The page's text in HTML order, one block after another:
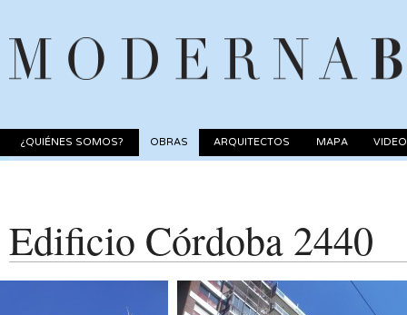
¿QUIÉNES SOMOS? OBRAS ARQUITECTOS MAPA
Edificio Córdoba 2440